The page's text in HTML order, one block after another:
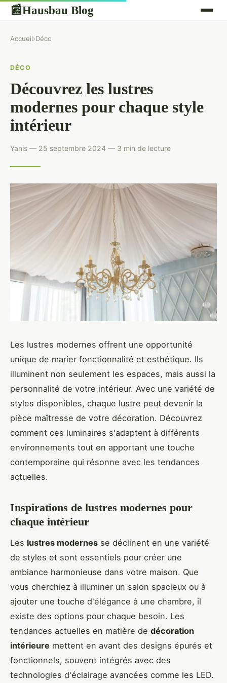
📰Hausbau Blog
Accueil›Déco
DÉCO
Découvrez les lustres
modernes pour chaque style
intérieur
Yanis — 25 septembre 2024 — 3 min de lecture
Les lustres modernes offrent une opportunité
unique de marier fonctionnalité et esthétique. Ils
illuminent non seulement les espaces, mais aussi la
personnalité de votre intérieur. Avec une variété de
styles disponibles, chaque lustre peut devenir la
pièce maîtresse de votre décoration. Découvrez
comment ces luminaires s'adaptent à différents
environnements tout en apportant une touche
contemporaine qui résonne avec les tendances
actuelles.
Inspirations de lustres modernes pour
chaque intérieur
Les lustres modernes se déclinent en une variété
de styles et sont essentiels pour créer une
ambiance harmonieuse dans votre maison. Que
vous cherchiez à illuminer un salon spacieux ou à
ajouter une touche d'élégance à une chambre, il
existe des options pour chaque besoin. Les
tendances actuelles en matière de décoration
intérieure mettent en avant des designs épurés et
fonctionnels, souvent intégrés avec des
technologies d'éclairage avancées comme les LED.